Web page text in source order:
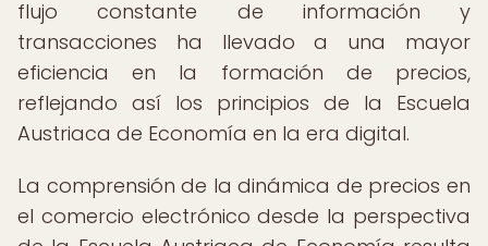
flujo constante de información y
transacciones ha llevado a una mayor
eficiencia en la formación de precios,
reflejando así los principios de la Escuela
Austriaca de Economía en la era digital.
La comprensión de la dinámica de precios en
el comercio electrónico desde la perspectiva